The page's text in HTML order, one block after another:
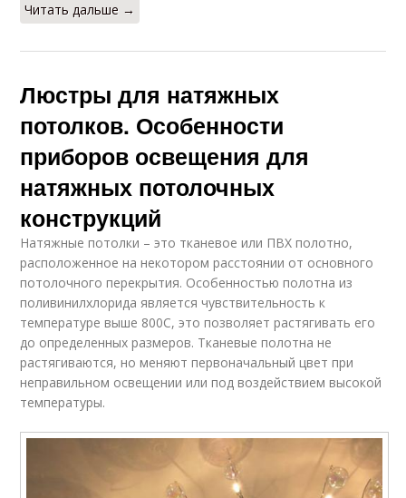
Читать дальше →
Люстры для натяжных
потолков. Особенности
приборов освещения для
натяжных потолочных
конструкций
Натяжные потолки – это тканевое или ПВХ полотно,
расположенное на некотором расстоянии от основного
потолочного перекрытия. Особенностью полотна из
поливинилхлорида является чувствительность к
температуре выше 800С, это позволяет растягивать его
до определенных размеров. Тканевые полотна не
растягиваются, но меняют первоначальный цвет при
неправильном освещении или под воздействием высокой
температуры.